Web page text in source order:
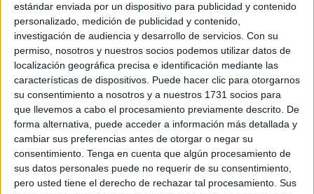
estándar enviada por un dispositivo para publicidad y contenido
personalizado, medición de publicidad y contenido,
investigación de audiencia y desarrollo de servicios. Con su
permiso, nosotros y nuestros socios podemos utilizar datos de
localización geográfica precisa e identificación mediante las
características de dispositivos. Puede hacer clic para otorgarnos
su consentimiento a nosotros y a nuestros 1731 socios para
que llevemos a cabo el procesamiento previamente descrito. De
forma alternativa, puede acceder a información más detallada y
cambiar sus preferencias antes de otorgar o negar su
consentimiento. Tenga en cuenta que algún procesamiento de
sus datos personales puede no requerir de su consentimiento,
pero usted tiene el derecho de rechazar tal procesamiento. Sus